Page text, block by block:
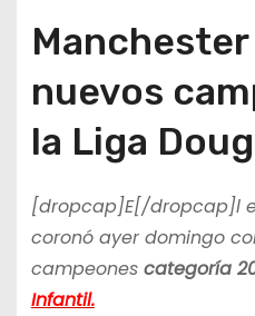
nuevos
la Liga
[dropcap]E[/dropcap]l
coronó ayer domingo
campeones categoría
Infantil.